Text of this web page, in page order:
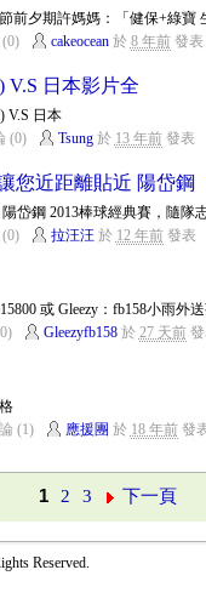
前夕期許媽媽：「健保+綠寶
cakeocean於 8 年前發表
V.S 日本影片全
V.S 日本
(0) Tsung於 13 年前發表
您近距離貼近 陽岱鋼
岱鋼 2013棒球經典賽，隨隊
拉汪汪 於 12 年前發表
或 Gleezy：fb158小雨外
Gleezyfb158於 27 天前發
(1) 應援團 於 18 年前發
1 2 3 下一頁
Reserved.